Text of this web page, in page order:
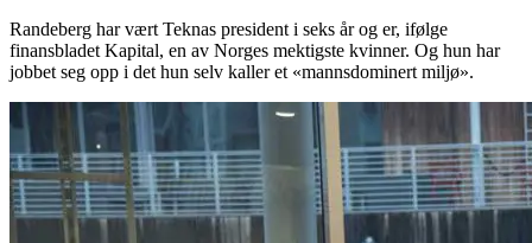
Randeberg har vært Teknas president i seks år og er, ifølge
finansbladet Kapital, en av Norges mektigste kvinner. Og hun har
jobbet seg opp i det hun selv kaller et «mannsdominert miljø».